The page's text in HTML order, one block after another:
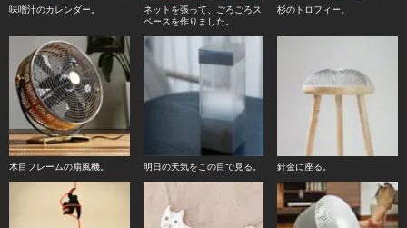
味噌汁のカレンダー。
ネットを張って、ごろごろス
ペースを作りました。
杉のトロフィー。
木目フレームの扇風機。 明日の天気をこの目で見る。 針金に座る。